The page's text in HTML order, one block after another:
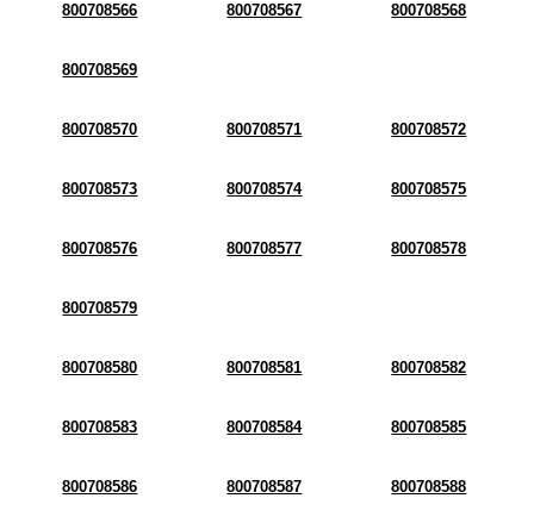
800708566 800708567 800708568
800708569
800708570 800708571 800708572
800708573 800708574 800708575
800708576 800708577 800708578
800708579
800708580 800708581 800708582
800708583 800708584 800708585
800708586 800708587 800708588